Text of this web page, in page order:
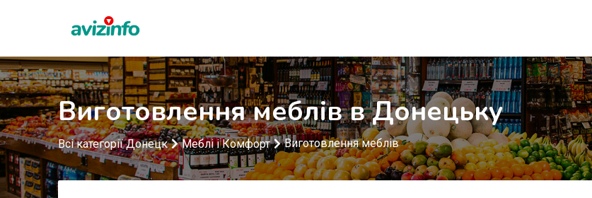
Виготовлення меблів в Донецьку
Всі категорії Донецк Меблі і Комфорт Виготовлення меблів